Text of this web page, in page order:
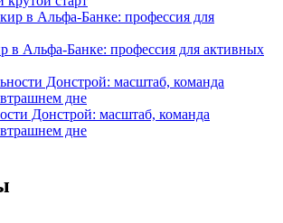
в Альфа-Банке: профессия для активных
Донстрой: масштаб, команда
дне